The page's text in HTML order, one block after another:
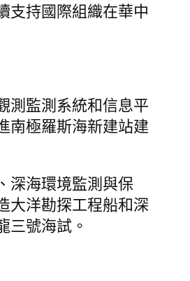
支持國際組織在華中
測監測系統和信息平
南極羅斯海新建站建
深海環境監測與保
大洋勘探工程船和深
三號海試。